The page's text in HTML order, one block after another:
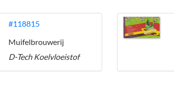
#118815
Muifelbrouwerij
D-Tech Koelvloeistof